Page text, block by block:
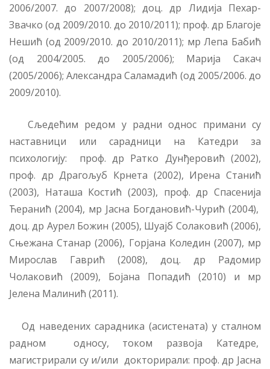
2006/2007. до 2007/2008); доц. др Лидија Пехар-
Звачко (од 2009/2010. до 2010/2011); проф. др Благоје
Нешић (од 2009/2010. до 2010/2011); мр Лепа Бабић
(од 2004/2005. до 2005/2006); Марија Сакач
(2005/2006); Александра Саламадић (од 2005/2006. до
2009/2010).
Сљедећим редом у радни однос примани су
наставници или сарадници на Катедри за
психологију: проф. др Ратко Дунђеровић (2002),
проф. др Драгољуб Крнета (2002), Ирена Станић
(2003), Наташа Костић (2003), проф. др Спасенија
Ћеранић (2004), мр Јасна Богдановић-Чурић (2004),
доц. др Аурел Божин (2005), Шуајб Солаковић (2006),
Сњежана Станар (2006), Горјана Коледин (2007), мр
Мирослав Гаврић (2008), доц. др Радомир
Чолаковић (2009), Бојана Попадић (2010) и мр
Јелена Малинић (2011).
Од наведених сарадника (асистената) у сталном
радном односу, током развоја Катедре,
магистрирали су и/или докторирали: проф. др Јасна